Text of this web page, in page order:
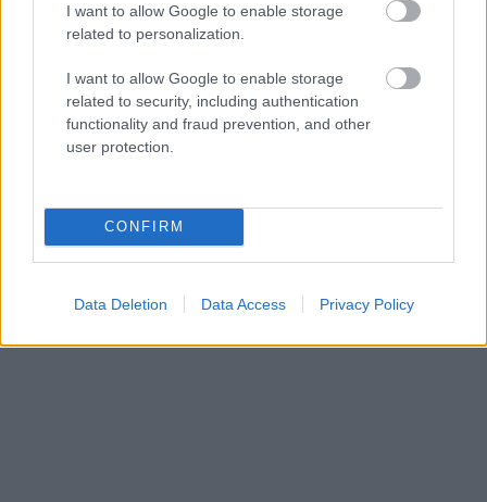
I want to allow Google to enable storage
related to personalization.
I want to allow Google to enable storage
related to security, including authentication
functionality and fraud prevention, and other
user protection.
CONFIRM
Data Deletion Data Access Privacy Policy
Αναγνώριση και σεβασμός
οι σημαντικότερες νίκες του